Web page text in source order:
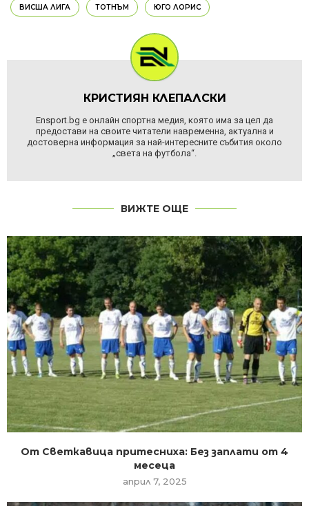
ВИСША ЛИГА ТОТНЪМ ЮГО ЛОРИС
КРИСТИЯН КЛЕПАЛСКИ
Ensport.bg е онлайн спортна медия, която има за цел да
предостави на своите читатели навременна, актуална и
достоверна информация за най-интересните събития около
„света на футбола“.
ВИЖТЕ ОЩЕ
От Светкавица притесниха: Без заплати от 4
месеца
април 7, 2025